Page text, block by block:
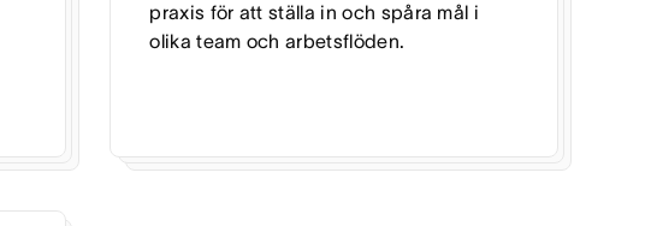
praxis för att ställa in och spåra mål i
olika team och arbetsflöden.